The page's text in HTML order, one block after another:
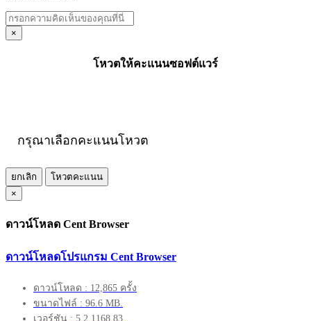
×
โหวตให้คะแนนซอฟต์แวร์
กรุณาเลือกคะแนนโหวต
ยกเลิก
โหวตคะแนน
×
ดาวน์โหลด Cent Browser
ดาวน์โหลดโปรแกรม Cent Browser
ดาวน์โหลด : 12,865 ครั้ง
ขนาดไฟล์ : 96.6 MB.
เวอร์ชัน : 5.2.1168.83